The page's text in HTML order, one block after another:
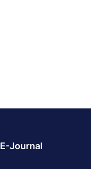
E-Journal